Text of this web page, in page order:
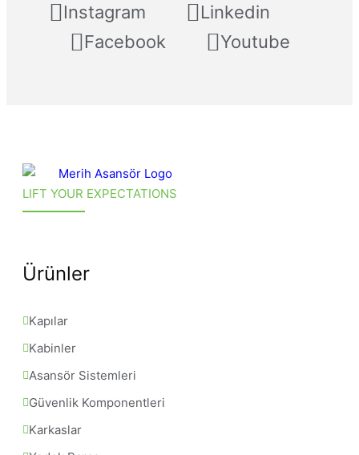
Instagram
Linkedin
Facebook
Youtube
LIFT YOUR EXPECTATIONS
Ürünler
Kapılar
Kabinler
Asansör Sistemleri
Güvenlik Komponentleri
Karkaslar